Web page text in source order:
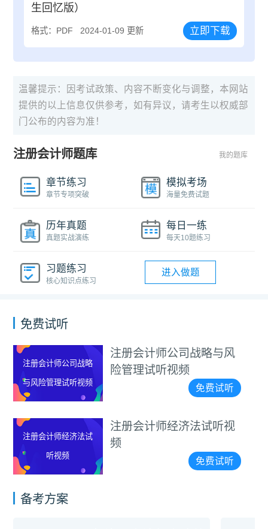
生回忆版）
格式：PDF 2024-01-09 更新 立即下载
温馨提示：因考试政策、内容不断变化与调整，本网站
提供的以上信息仅供参考，如有异议，请考生以权威部
门公布的内容为准！
注册会计师题库 我的题库
章节练习
章节专项突破
模拟考场
海量免费试题
历年真题
真题实战演练
每日一练
每天10题练习
习题练习
核心知识点练习
进入做题
免费试听
注册会计师公司战略
与风险管理试听视频
注册会计师公司战略与风
险管理试听视频
免费试听
注册会计师经济法试
听视频
注册会计师经济法试听视
频
免费试听
备考方案